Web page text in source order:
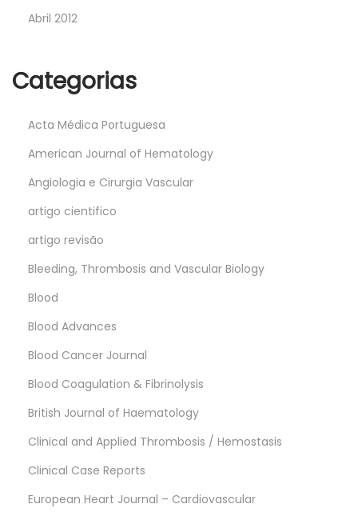
Abril 2012
Categorias
Acta Médica Portuguesa
American Journal of Hematology
Angiologia e Cirurgia Vascular
artigo cientifico
artigo revisão
Bleeding, Thrombosis and Vascular Biology
Blood
Blood Advances
Blood Cancer Journal
Blood Coagulation & Fibrinolysis
British Journal of Haematology
Clinical and Applied Thrombosis / Hemostasis
Clinical Case Reports
European Heart Journal – Cardiovascular